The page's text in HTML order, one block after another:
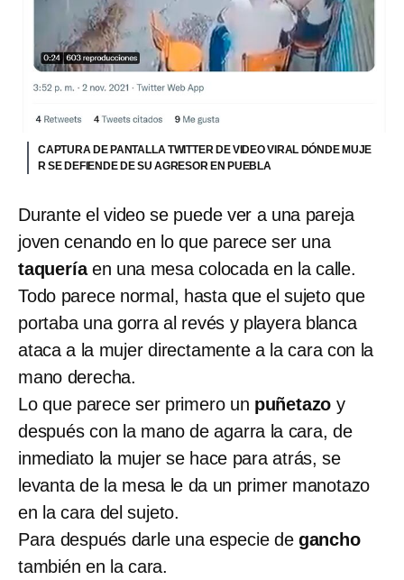
CAPTURA DE PANTALLA TWITTER DE VIDEO VIRAL DÓNDE MUJE
R SE DEFIENDE DE SU AGRESOR EN PUEBLA
Durante el video se puede ver a una pareja
joven cenando en lo que parece ser una
taqueríaen una mesa colocada en la calle.
Todo parece normal, hasta que el sujeto que
portaba una gorra al revés y playera blanca
ataca a la mujer directamente a la cara con la
mano derecha.
Lo que parece ser primero un puñetazo y
después con la mano de agarra la cara, de
inmediato la mujer se hace para atrás, se
levanta de la mesa le da un primer manotazo
en la cara del sujeto.
Para después darle una especie de gancho
también en la cara.